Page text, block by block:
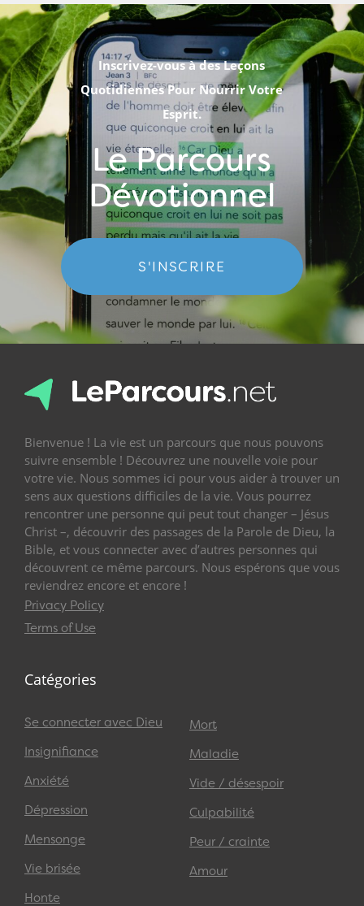
Inscrivez-vous à des Leçons
Quotidiennes Pour Nourrir Votre
Esprit.
Le Parcours
Dévotionnel
S'INSCRIRE
Bienvenue ! La vie est un parcours que nous pouvons
suivre ensemble ! Découvrez une nouvelle voie pour
votre vie. Nous sommes ici pour vous aider à trouver un
sens aux questions difficiles de la vie. Vous pourrez
rencontrer une personne qui peut tout changer – Jésus
Christ –, découvrir des passages de la Parole de Dieu, la
Bible, et vous connecter avec d’autres personnes qui
découvrent ce même parcours. Nous espérons que vous
reviendrez encore et encore !
Privacy Policy
Terms of Use
Catégories
Se connecter avec Dieu
Insignifiance
Anxiété
Dépression
Mensonge
Vie brisée
Honte
Mort
Maladie
Vide / désespoir
Culpabilité
Peur / crainte
Amour